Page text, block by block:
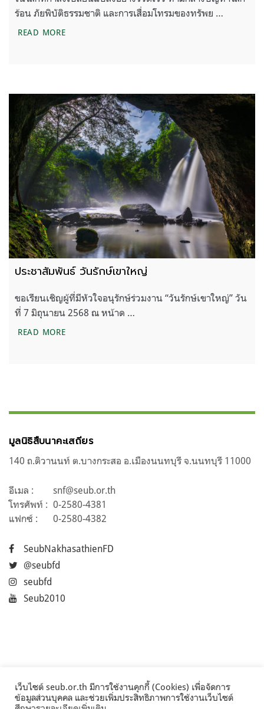
ร้อน ภัยพิบัติธรรมชาติ และการเสื่อมโทรมของทรัพย …
READ MORE“วันรักษ์เขาใหญ่” สมบัติล้ำค่าของธรรมชาติที่ต้องรักษ
ประชาสัมพันธ์ วันรักษ์เขาใหญ่
ขอเรียนเชิญผู้ที่มีหัวใจอนุรักษ์ร่วมงาน “วันรักษ์เขาใหญ่” วัน
ที่ 7 มิถุนายน 2568 ณ หน้าด …
READ MOREประชาสัมพันธ์ วันรักษ์เขาใหญ่
มูลนิธิสืบนาคะเสถียร
140 ถ.ติวานนท์ ต.บางกระสอ อ.เมืองนนทบุรี จ.นนทบุรี 11000
อีเมล :
snf@seub.or.th
โทรศัพท์ : 0-2580-4381
แฟกซ์ :
0-2580-4382
SeubNakhasathienFD
@seubfd
seubfd
Seub2010
เว็บไซต์ seub.or.th มีการใช้งานคุกกี้ (Cookies) เพื่อจัดการ
ข้อมูลส่วนบุคคล และช่วยเพิ่มประสิทธิภาพการใช้งานเว็บไซต์